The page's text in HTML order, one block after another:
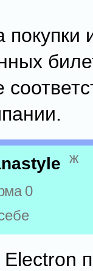
покупки
ж
0
Electron